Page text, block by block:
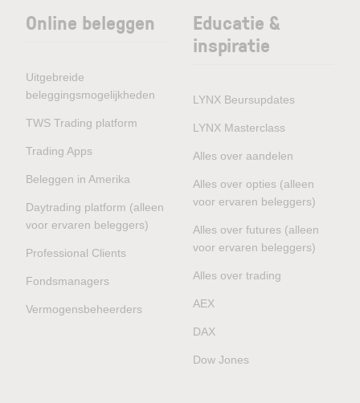
Online beleggen
Uitgebreide
beleggingsmogelijkheden
TWS Trading platform
Trading Apps
Beleggen in Amerika
Daytrading platform (alleen
voor ervaren beleggers)
Professional Clients
Fondsmanagers
Vermogensbeheerders
Educatie &
inspiratie
LYNX Beursupdates
LYNX Masterclass
Alles over aandelen
Alles over opties (alleen
voor ervaren beleggers)
Alles over futures (alleen
voor ervaren beleggers)
Alles over trading
AEX
DAX
Dow Jones